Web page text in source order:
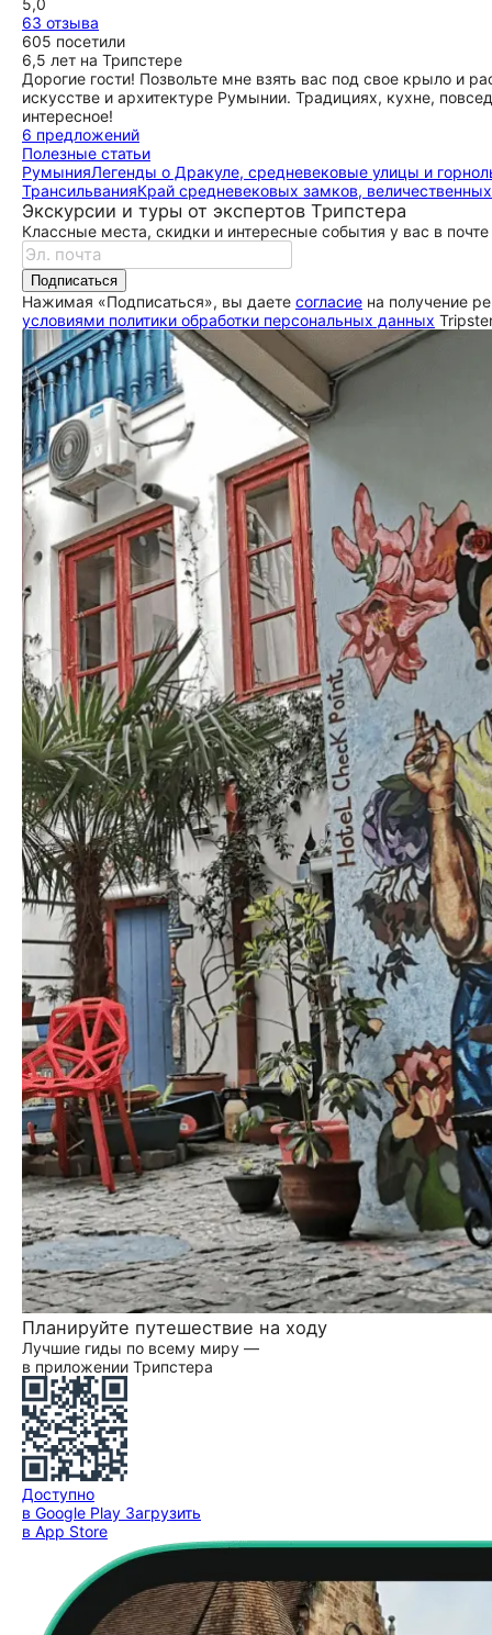
советами. В общем, гида рекомендую, а вот именно замок
Дракулы не уверен.
ещё
5,0
63 отзыва
605 посетили
6,5 лет на Трипстере
Дорогие гости! Позвольте мне взять вас под свое крыло и
искусстве и архитектуре Румынии. Традициях, кухне,
интересное!
6 предложений
Полезные статьи
РумынияЛегенды о Дракуле, средневековые улицы и
ТрансильванияКрай средневековых замков,
Экскурсии и туры от экспертов Трипстера
Классные места, скидки и интересные события у вас в почте
Подписаться
Нажимая «Подписаться», вы даете согласие на получение
условиями политики обработки персональных данных
Планируйте путешествие на ходу
Лучшие гиды по всему миру —
в приложении Трипстера
Доступно
в Google Play Загрузить
в App Store